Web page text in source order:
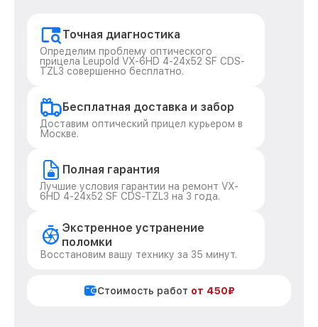
Точная диагностика
Определим проблему оптического
прицела Leupold VX-6HD 4-24x52 SF CDS-
TZL3 совершенно бесплатно.
Бесплатная доставка и забор
Доставим оптический прицел курьером в
Москве.
Полная гарантия
Лучшие условия гарантии на ремонт VX-
6HD 4-24x52 SF CDS-TZL3 на 3 года.
Экстренное устранение
поломки
Восстановим вашу технику за 35 минут.
Стоимость работ от 450₽